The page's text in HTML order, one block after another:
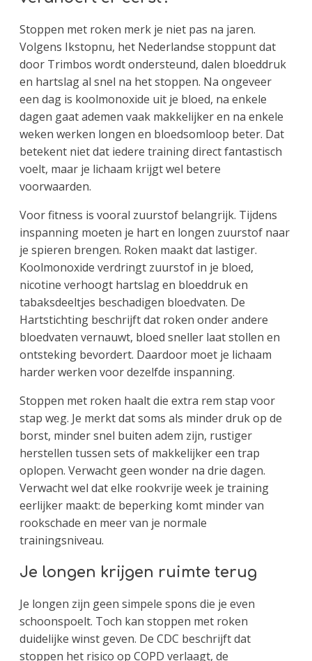
Stoppen met roken merk je niet pas na jaren.
Volgens Ikstopnu, het Nederlandse stoppunt dat
door Trimbos wordt ondersteund, dalen bloeddruk
en hartslag al snel na het stoppen. Na ongeveer
een dag is koolmonoxide uit je bloed, na enkele
dagen gaat ademen vaak makkelijker en na enkele
weken werken longen en bloedsomloop beter. Dat
betekent niet dat iedere training direct fantastisch
voelt, maar je lichaam krijgt wel betere
voorwaarden.
Voor fitness is vooral zuurstof belangrijk. Tijdens
inspanning moeten je hart en longen zuurstof naar
je spieren brengen. Roken maakt dat lastiger.
Koolmonoxide verdringt zuurstof in je bloed,
nicotine verhoogt hartslag en bloeddruk en
tabaksdeeltjes beschadigen bloedvaten. De
Hartstichting beschrijft dat roken onder andere
bloedvaten vernauwt, bloed sneller laat stollen en
ontsteking bevordert. Daardoor moet je lichaam
harder werken voor dezelfde inspanning.
Stoppen met roken haalt die extra rem stap voor
stap weg. Je merkt dat soms als minder druk op de
borst, minder snel buiten adem zijn, rustiger
herstellen tussen sets of makkelijker een trap
oplopen. Verwacht geen wonder na drie dagen.
Verwacht wel dat elke rookvrije week je training
eerlijker maakt: de beperking komt minder van
rookschade en meer van je normale
trainingsniveau.
Je longen krijgen ruimte terug
Je longen zijn geen simpele spons die je even
schoonspoelt. Toch kan stoppen met roken
duidelijke winst geven. De CDC beschrijft dat
stoppen het risico op COPD verlaagt, de